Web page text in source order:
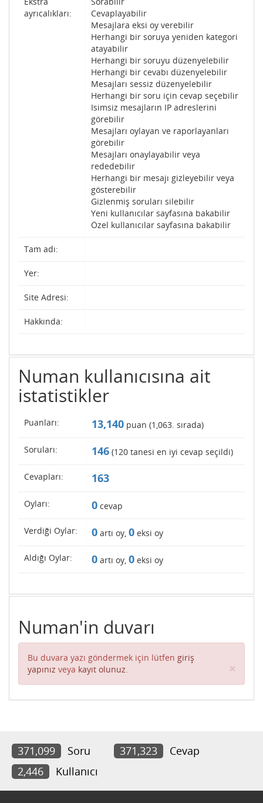
ayrıcalıkları:
Cevaplayabilir
Mesajlara eksi oy verebilir
Herhangi bir soruya yeniden kategori
atayabilir
Herhangi bir soruyu düzenyelebilir
Herhangi bir cevabı düzenyelebilir
Mesajları sessiz düzenyelebilir
Herhangi bir soru için cevap seçebilir
Isimsiz mesajların IP adreslerini
görebilir
Mesajları oylayan ve raporlayanları
görebilir
Mesajları onaylayabilir veya
rededebilir
Herhangi bir mesajı gizleyebilir veya
gösterebilir
Gizlenmiş soruları silebilir
Yeni kullanıcılar sayfasına bakabilir
Özel kullanıcılar sayfasına bakabilir
Tam adı:
Yer:
Site Adresi:
Hakkında:
Numan kullanıcısına ait
istatistikler
Puanları: 13,140 puan (1,063. sırada)
Soruları: 146 (120 tanesi en iyi cevap seçildi)
Cevapları: 163
Oyları: 0 cevap
Verdiği Oylar: 0 artı oy, 0 eksi oy
Aldığı Oylar: 0 artı oy, 0 eksi oy
Numan'in duvarı
Bu duvara yazı göndermek için lütfen giriş
yapınız veya kayıt olunuz. ×
371,099 Soru 371,323
Cevap
2,446
Kullanıcı